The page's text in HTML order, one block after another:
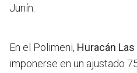
Junín.
En el Polimeni, Huracán
imponerse en un ajustado